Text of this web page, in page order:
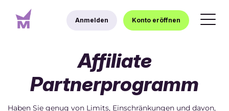
Anmelden Konto eröffnen
Affiliate
Partnerprogramm
Haben Sie genug von Limits, Einschränkungen und davon,